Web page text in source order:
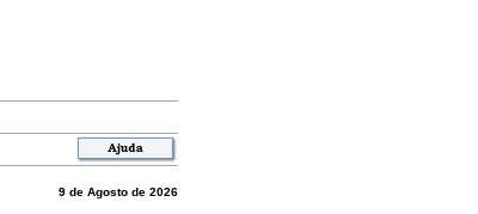
9 de Agosto de 2026